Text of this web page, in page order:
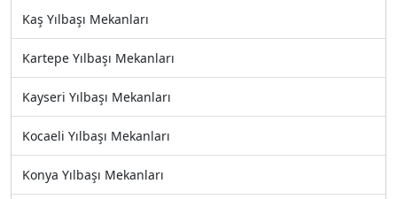
Kaş Yılbaşı Mekanları
Kartepe Yılbaşı Mekanları
Kayseri Yılbaşı Mekanları
Kocaeli Yılbaşı Mekanları
Konya Yılbaşı Mekanları